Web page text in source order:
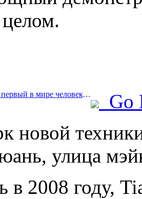
Prev:Представлен первый в мире человекоподобный робот, ориентированный на обслуживание в сфере общественного питания в различных сценариях.
Go
новой
улица
в 2008 году,